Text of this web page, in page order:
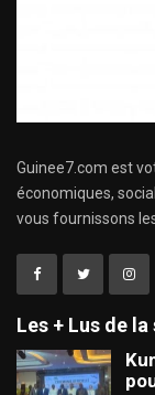
Guinee7.com est
économiques,
vous fournissons les
Les + Lus de